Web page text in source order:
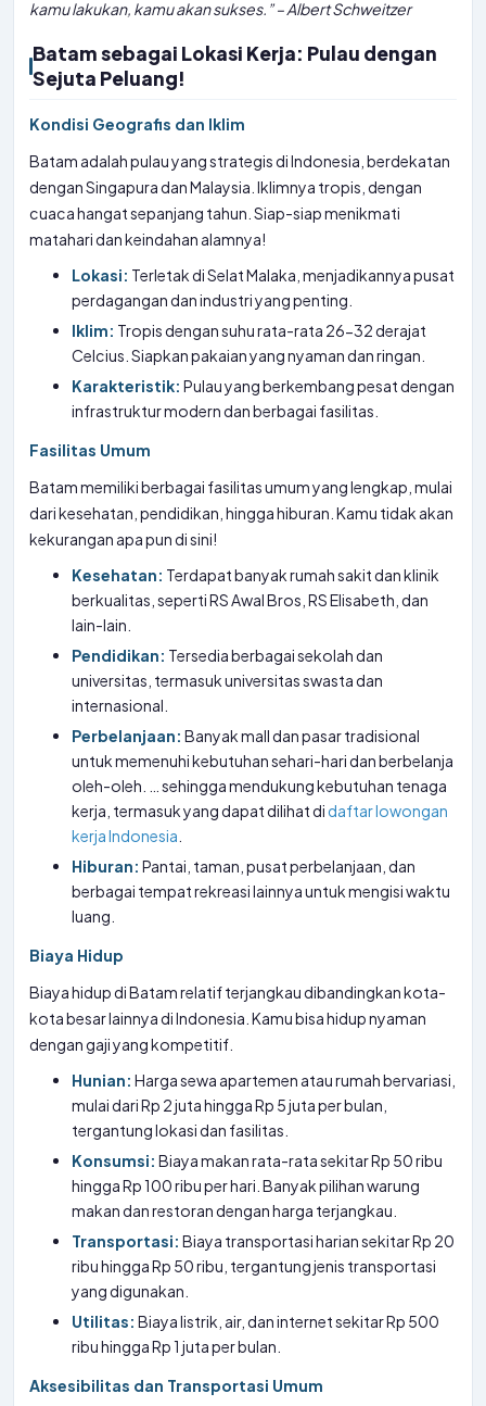
kamu lakukan, kamu akan sukses.” – Albert Schweitzer
Batam sebagai Lokasi Kerja: Pulau dengan
Sejuta Peluang!
Kondisi Geografis dan Iklim
Batam adalah pulau yang strategis di Indonesia, berdekatan
dengan Singapura dan Malaysia. Iklimnya tropis, dengan
cuaca hangat sepanjang tahun. Siap-siap menikmati
matahari dan keindahan alamnya!
Lokasi: Terletak di Selat Malaka, menjadikannya pusat
perdagangan dan industri yang penting.
Iklim: Tropis dengan suhu rata-rata 26-32 derajat
Celcius. Siapkan pakaian yang nyaman dan ringan.
Karakteristik: Pulau yang berkembang pesat dengan
infrastruktur modern dan berbagai fasilitas.
Fasilitas Umum
Batam memiliki berbagai fasilitas umum yang lengkap, mulai
dari kesehatan, pendidikan, hingga hiburan. Kamu tidak akan
kekurangan apa pun di sini!
Kesehatan: Terdapat banyak rumah sakit dan klinik
berkualitas, seperti RS Awal Bros, RS Elisabeth, dan
lain-lain.
Pendidikan: Tersedia berbagai sekolah dan
universitas, termasuk universitas swasta dan
internasional.
Perbelanjaan: Banyak mall dan pasar tradisional
untuk memenuhi kebutuhan sehari-hari dan berbelanja
oleh-oleh. … sehingga mendukung kebutuhan tenaga
kerja, termasuk yang dapat dilihat di daftar lowongan
kerja Indonesia
Hiburan: Pantai, taman, pusat perbelanjaan, dan
berbagai tempat rekreasi lainnya untuk mengisi waktu
luang.
Biaya Hidup
Biaya hidup di Batam relatif terjangkau dibandingkan kota-
kota besar lainnya di Indonesia. Kamu bisa hidup nyaman
dengan gaji yang kompetitif.
Hunian: Harga sewa apartemen atau rumah bervariasi,
mulai dari Rp 2 juta hingga Rp 5 juta per bulan,
tergantung lokasi dan fasilitas.
Konsumsi: Biaya makan rata-rata sekitar Rp 50 ribu
hingga Rp 100 ribu per hari. Banyak pilihan warung
makan dan restoran dengan harga terjangkau.
Transportasi: Biaya transportasi harian sekitar Rp 20
ribu hingga Rp 50 ribu, tergantung jenis transportasi
yang digunakan.
Utilitas: Biaya listrik, air, dan internet sekitar Rp 500
ribu hingga Rp 1 juta per bulan.
Aksesibilitas dan Transportasi Umum